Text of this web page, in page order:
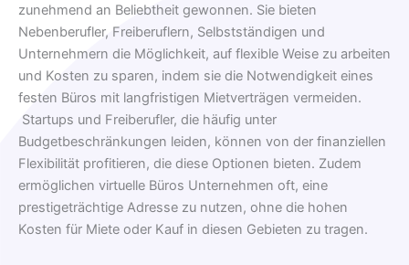
zunehmend an Beliebtheit gewonnen. Sie bieten
Nebenberufler, Freiberuflern, Selbstständigen und
Unternehmern die Möglichkeit, auf flexible Weise zu arbeiten
und Kosten zu sparen, indem sie die Notwendigkeit eines
festen Büros mit langfristigen Mietverträgen vermeiden.
Startups und Freiberufler, die häufig unter
Budgetbeschränkungen leiden, können von der finanziellen
Flexibilität profitieren, die diese Optionen bieten. Zudem
ermöglichen virtuelle Büros Unternehmen oft, eine
prestigeträchtige Adresse zu nutzen, ohne die hohen
Kosten für Miete oder Kauf in diesen Gebieten zu tragen.